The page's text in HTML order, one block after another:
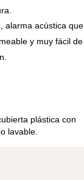
alarma acústica que
y muy fácil de
plástica con
lavable.